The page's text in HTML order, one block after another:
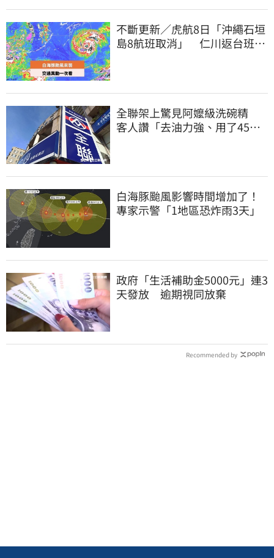
不斷更新／虎航8日「沖繩石垣
島8航班取消」 仁川返台班機
全聯架上驚見阿嬤級洗碗精
客人讚「去油力強、用了45
白海豚颱風影響時間增加了！
專家示警「1地區恐炸雨3天」
政府「生活補助金5000元」連3
天發放 逾期視同放棄
Recommended by